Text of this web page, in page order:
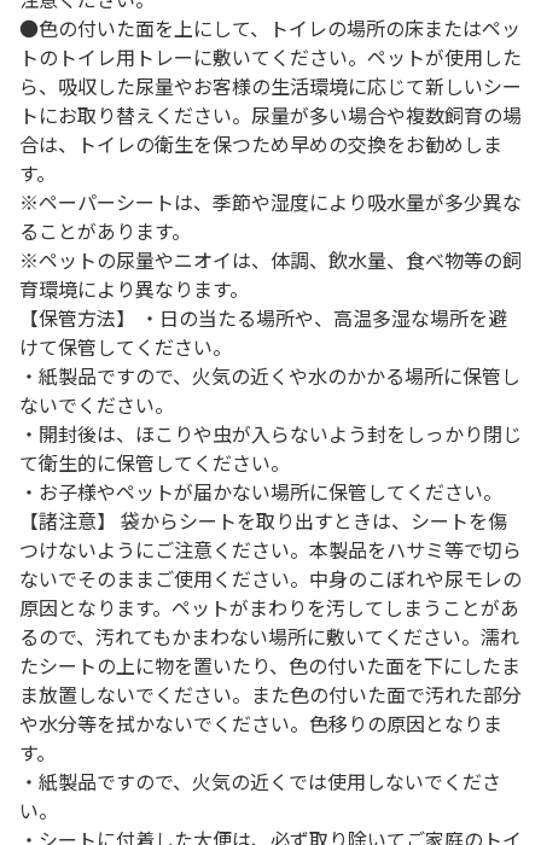
●色の付いた面を上にして、トイレの場所の床またはペッ
トのトイレ用トレーに敷いてください。ペットが使用した
ら、吸収した尿量やお客様の生活環境に応じて新しいシー
トにお取り替えください。尿量が多い場合や複数飼育の場
合は、トイレの衛生を保つため早めの交換をお勧めしま
す。
※ペーパーシートは、季節や湿度により吸水量が多少異な
ることがあります。
※ペットの尿量やニオイは、体調、飲水量、食べ物等の飼
育環境により異なります。
【保管方法】 ・日の当たる場所や、高温多湿な場所を避
けて保管してください。
・紙製品ですので、火気の近くや水のかかる場所に保管し
ないでください。
・開封後は、ほこりや虫が入らないよう封をしっかり閉じ
て衛生的に保管してください。
・お子様やペットが届かない場所に保管してください。
【諸注意】 袋からシートを取り出すときは、シートを傷
つけないようにご注意ください。本製品をハサミ等で切ら
ないでそのままご使用ください。中身のこぼれや尿モレの
原因となります。ペットがまわりを汚してしまうことがあ
るので、汚れてもかまわない場所に敷いてください。濡れ
たシートの上に物を置いたり、色の付いた面を下にしたま
ま放置しないでください。また色の付いた面で汚れた部分
や水分等を拭かないでください。色移りの原因となりま
す。
・紙製品ですので、火気の近くでは使用しないでくださ
い。
・シートに付着した大便は、必ず取り除いてご家庭のトイ